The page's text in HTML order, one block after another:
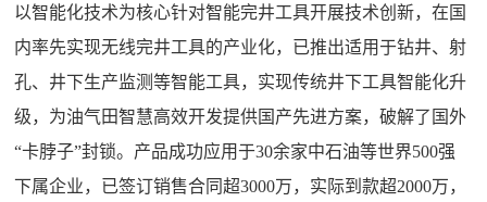
以智能化技术为核心针对智能完井工具开展技术创新，在国
内率先实现无线完井工具的产业化，已推出适用于钻井、射
孔、井下生产监测等智能工具，实现传统井下工具智能化升
级，为油气田智慧高效开发提供国产先进方案，破解了国外
“卡脖子”封锁。产品成功应用于30余家中石油等世界500强
下属企业，已签订销售合同超3000万，实际到款超2000万，